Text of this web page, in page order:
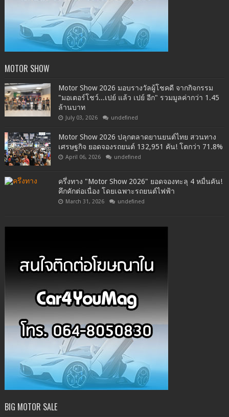
MOTOR SHOW
Motor Show 2026 มอบรางวัลผู้โชคดี จากกิจกรรม
"มอเตอร์โชว์...เปย์ แล้ว เปย์ อีก" รวมมูลค่ากว่า 1.45
ล้านบาท
July 03, 2026 undefined
Motor Show 2026 ปลุกตลาดยานยนต์ไทย สวนทาง
เศรษฐกิจ ยอดจองรถยนต์ 132,951 คัน! โตกว่า 71.8%
April 06, 2026 undefined
ครึ่งทาง "Motor Show 2026" ยอดจองทะลุ 4 หมื่นคัน!
คึกคักต่อเนื่อง โดยเฉพาะรถยนต์ไฟฟ้า
March 31, 2026 undefined
BIG MOTOR SALE